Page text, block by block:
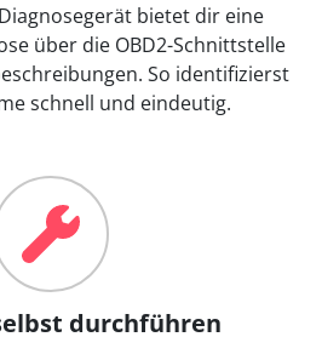
bietet dir eine
über die OBD2-Schnittstelle
So identifizierst
schnell und eindeutig.
durchführen